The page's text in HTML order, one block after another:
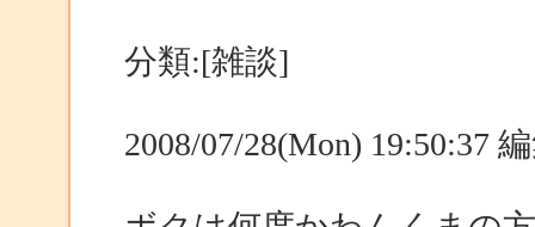
分類:[雑談]
2008/07/28(Mon) 19:50:37